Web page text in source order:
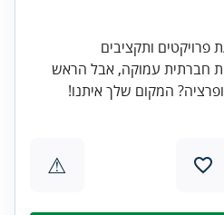
פרויקטים ותקציבים
חברתית עמוקה, אבל הראש
המקום שלך איתנו!
⚠